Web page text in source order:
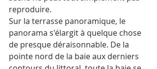
reproduire.
Sur la terrasse panoramique, le
panorama s'élargit à quelque chose
de presque déraisonnable. De la
pointe nord de la baie aux derniers